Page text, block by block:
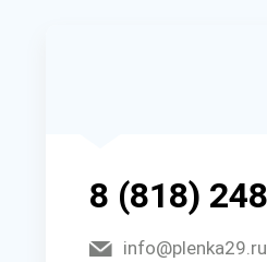
8 (818)
info@plenka29.ru